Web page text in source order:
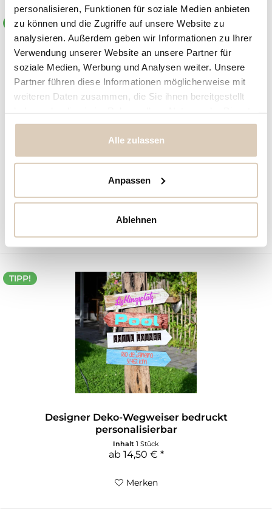
personalisieren, Funktionen für soziale Medien anbieten
zu können und die Zugriffe auf unsere Website zu
analysieren. Außerdem geben wir Informationen zu Ihrer
Verwendung unserer Website an unsere Partner für
soziale Medien, Werbung und Analysen weiter. Unsere
Partner führen diese Informationen möglicherweise mit
weiteren Daten zusammen, die Sie ihnen bereitgestellt
gesammelt haben.
Alle zulassen
Anpassen
Ablehnen
TIPP!
Designer Dekoschild Vintage aus Alu Dibond mit...
Inhalt
ab 24,50 € *
TIPP!
Designer Deko-Wegweiser bedruckt
personalisierbar
Inhalt1 Stück
ab 14,50 € *
Merken